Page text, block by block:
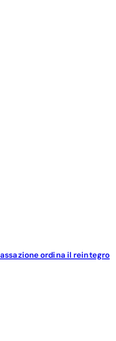
ordina il reintegro